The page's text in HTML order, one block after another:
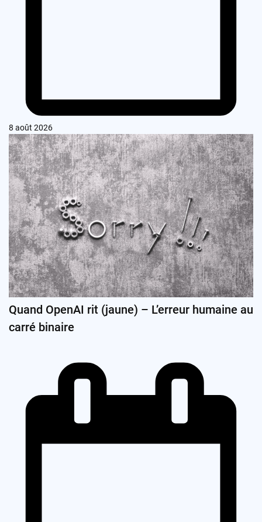
8 août 2026
Quand OpenAI rit (jaune) – L’erreur humaine au
carré binaire